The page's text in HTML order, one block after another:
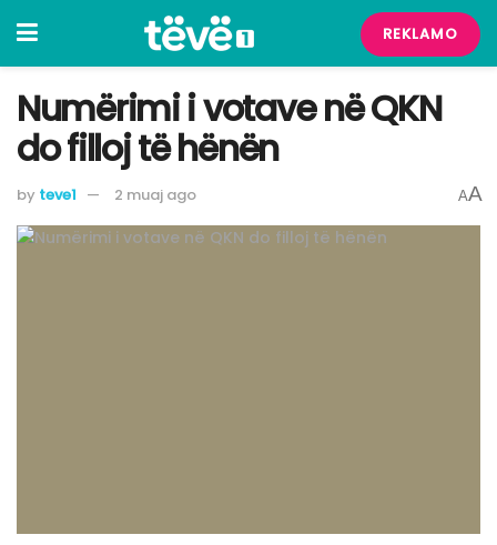
REKLAMO
Numërimi i votave në QKN
do filloj të hënën
by teve1 2 muaj ago AA